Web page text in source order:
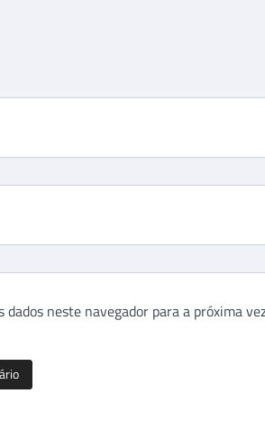
dados neste navegador para a próxima